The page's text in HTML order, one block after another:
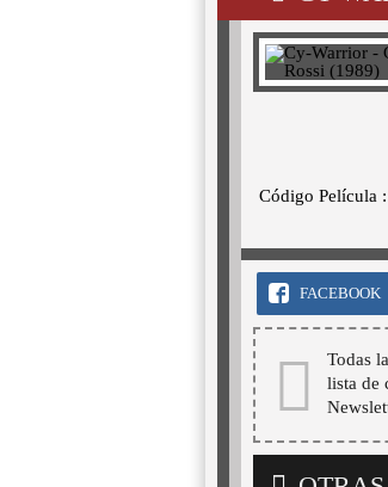
Código Película
FACEBOOK
Todas
lista de